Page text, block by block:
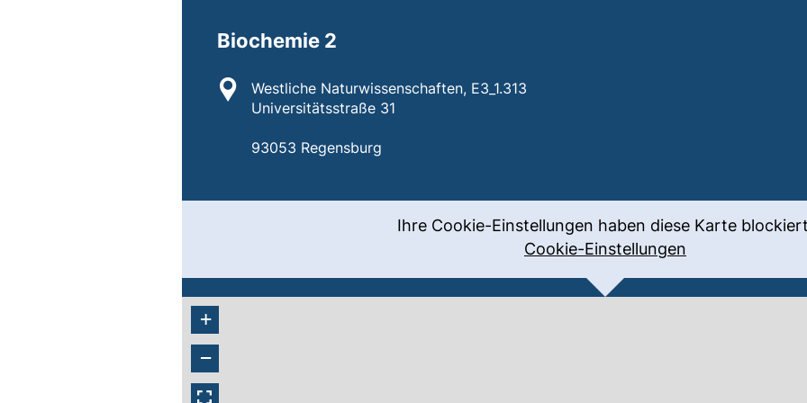
Biochemie 2
Standort:
Westliche Naturwissenschaften, E3_1.313
Universitätsstraße 31
93053 Regensburg
Ihre Cookie-Einstellungen haben diese Karte
Cookie-Einstellungen
+
−